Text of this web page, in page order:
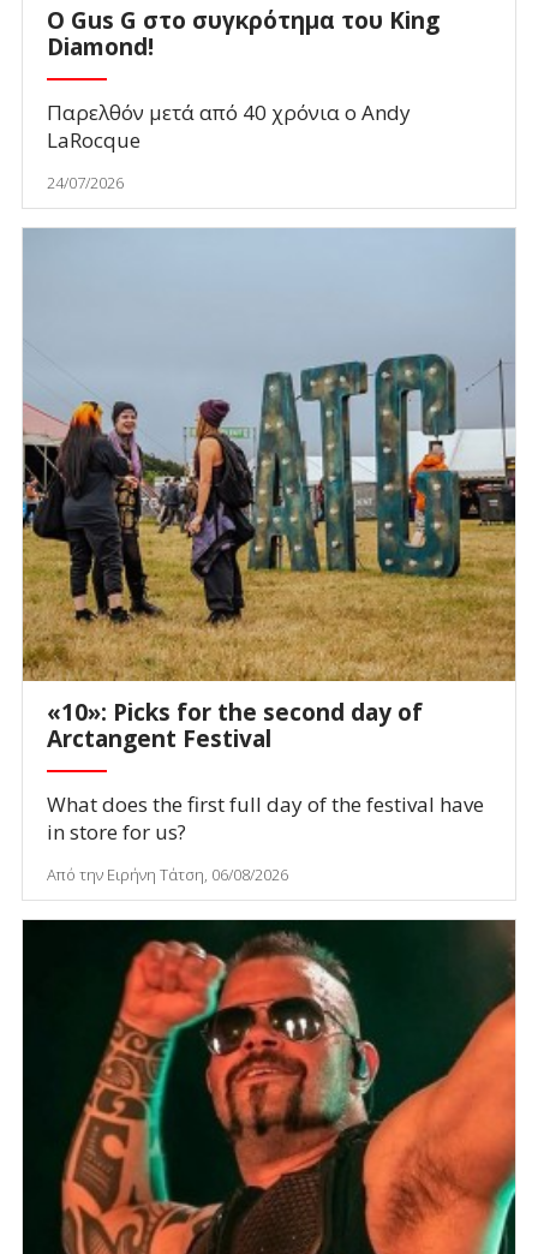
O Gus G στο συγκρότημα του King
Diamond!
Παρελθόν μετά από 40 χρόνια ο Andy
LaRocque
24/07/2026
«10»: Picks for the second day of
Arctangent Festival
What does the first full day of the festival have
in store for us?
Από την Ειρήνη Τάτση, 06/08/2026